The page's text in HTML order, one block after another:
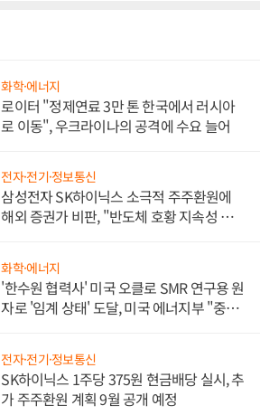
화학·에너지
로이터 "정제연료 3만 톤 한국에서 러시아
로 이동", 우크라이나의 공격에 수요 늘어
전자·전기·정보통신
삼성전자 SK하이닉스 소극적 주주환원에
해외 증권가 비판, "반도체 호황 지속성 의
화학·에너지
'한수원 협력사' 미국 오클로 SMR 연구용 원
자로 '임계 상태' 도달, 미국 에너지부 "중요
전자·전기·정보통신
SK하이닉스 1주당 375원 현금배당 실시, 추
가 주주환원 계획 9월 공개 예정